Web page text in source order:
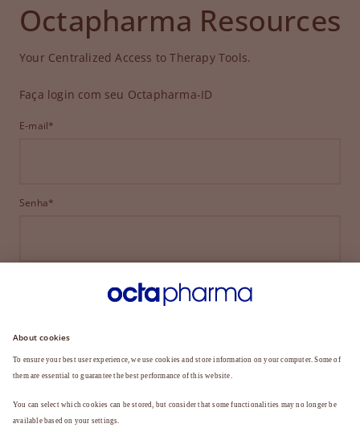
Octapharma Resources
Your Centralized Access to Therapy Tools.
Faça login com seu Octapharma-ID
E-mail*
Senha*
ENTRAR
ESQUECEU SUA SENHA?
Ainda não é membro?